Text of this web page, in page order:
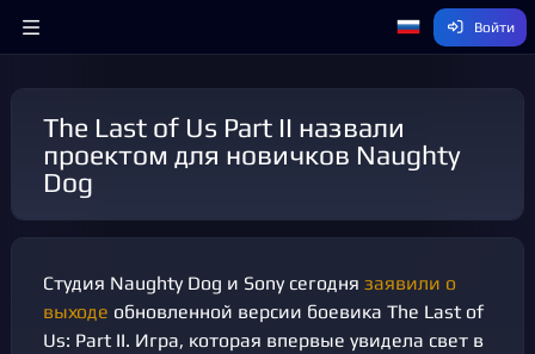
Войти
The Last of Us Part II назвали
проектом для новичков Naughty
Dog
Студия Naughty Dog и Sony сегодня заявили о
выходе обновленной версии боевика The Last of
Us: Part II. Игра, которая впервые увидела свет в